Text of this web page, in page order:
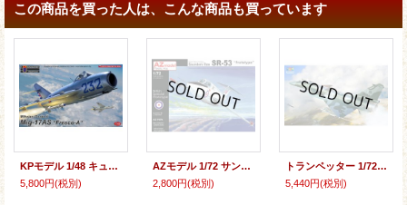
この商品を買った人は、こんな商品も買っています
KPモデル 1/48 キューバ空軍 MiG-17AS フレスコA【プラモデル】
5,800円(税別)
AZモデル 1/72 サンダース・ロー SR.53 試作戦闘機【プラモデル】
2,800円(税別)
トランペッター 1/72 パキスタン空軍 J-10CE&インド空軍 ラファール 2in1【プラモデル】
5,440円(税別)